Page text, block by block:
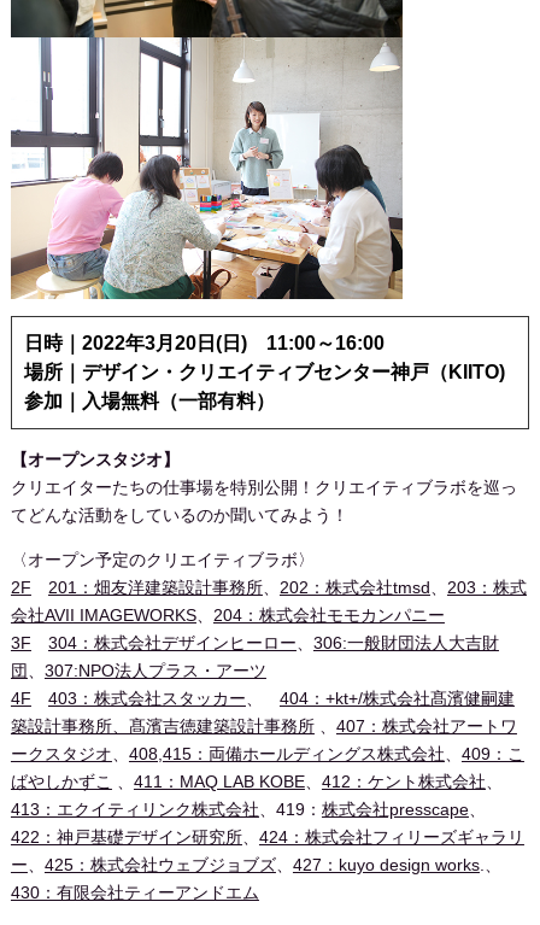
日時｜2022年3月20日(日) 11:00～16:00
場所｜デザイン・クリエイティブセンター神戸（KIITO)
参加｜入場無料（一部有料）
【オープンスタジオ】
クリエイターたちの仕事場を特別公開！クリエイティブラボを巡っ
てどんな活動をしているのか聞いてみよう！
〈オープン予定のクリエイティブラボ〉
2F
201：畑友洋建築設計事務所、 202：株式会社tmsd
203：株式
会社AVII IMAGEWORKS、 204：株式会社モモカンパニー
3F
304：株式会社デザインヒーロー
306:一般財団法人大吉財
団
307:NPO法人プラス・アーツ
4F
403：株式会社スタッカー
404：+kt+/株式会社髙濱健嗣建
築設計事務所、髙濱吉徳建築設計事務所、 407：株式会社アートワ
ークスタジオ
408,415：両備ホールディングス株式会社
409：こ
ばやしかずこ
411：MAQ LAB KOBE、 412：ケント株式会社
413：エクイティリンク株式会社 、419： 株式会社presscape、
422：神戸基礎デザイン研究所、 424：株式会社フィリーズギャラリ
ー
425：株式会社ウェブジョブズ、 427：kuyo design works.、
430：有限会社ティーアンドエム